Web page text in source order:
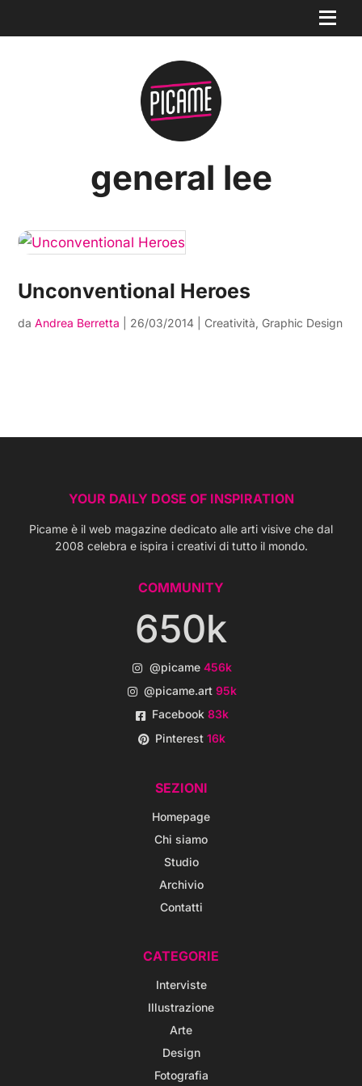
general lee
Unconventional Heroes
daAndrea Berretta 26/03/2014 Creatività, Graphic Design
YOUR DAILY DOSE OF INSPIRATION
Picame è il web magazine dedicato alle arti visive che dal
2008 celebra e ispira i creativi di tutto il mondo.
COMMUNITY
650k
@picame 456k
@picame.art95k
Facebook83k
Pinterest16k
SEZIONI
Homepage
Chi siamo
Studio
Archivio
Contatti
CATEGORIE
Interviste
Illustrazione
Arte
Design
Fotografia